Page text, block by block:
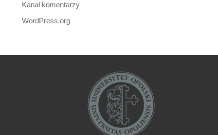
Kanał komentarzy
WordPress.org